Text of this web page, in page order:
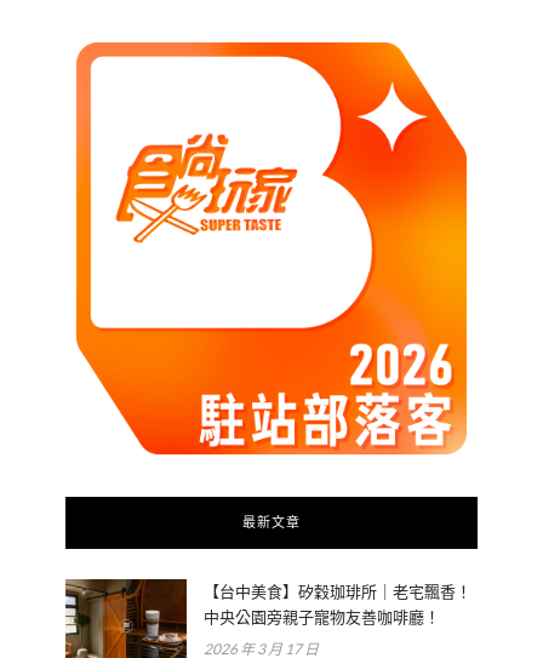
最新文章
【台中美食】矽穀珈琲所｜老宅飄香！
中央公園旁親子寵物友善咖啡廳！
2026 年 3 月 17 日